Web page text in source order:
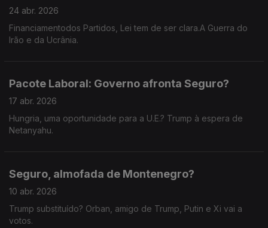
24 abr. 2026
Financiamentodos Partidos, Lei tem de ser clara.A Guerra do
Irão e da Ucrânia.
Pacote Laboral: Governo afronta Seguro?
17 abr. 2026
Hungria, uma oportunidade para a U.E.? Trump à espera de
Netanyahu.
Seguro, almofada de Montenegro?
10 abr. 2026
Trump substituído? Orban, amigo de Trump, Putin e Xi vai a
votos.